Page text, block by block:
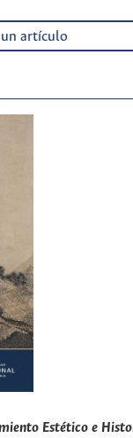
un artículo
Estético e